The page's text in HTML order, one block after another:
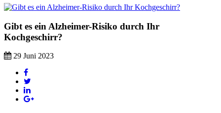
Gibt es ein Alzheimer-Risiko durch Ihr
Kochgeschirr?
29 Juni 2023